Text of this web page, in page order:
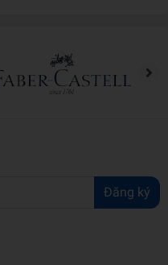
Đăng ký